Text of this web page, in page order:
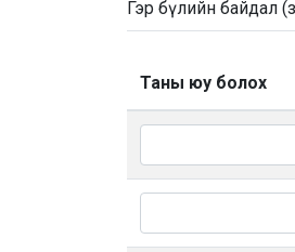
Гэр бүлийн байдал
Таны юу болох